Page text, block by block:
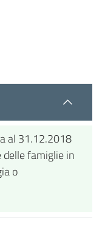
al 31.12.2018
famiglie in
o